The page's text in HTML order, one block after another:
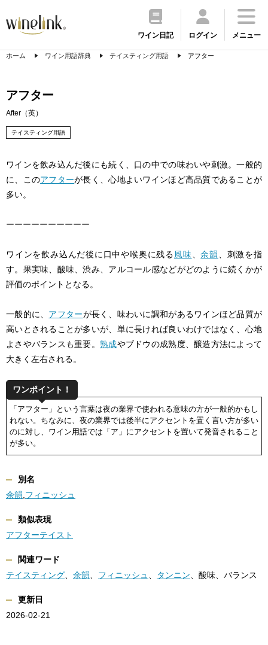
ワイン日記 ログイン メニュー
ホーム ワイン用語辞典 テイスティング用語 アフター
アフター
After（英）
テイスティング用語
ワインを飲み込んだ後にも続く、口の中での味わいや刺激。一般的
に、このアフターが長く、心地よいワインほど高品質であることが
多い。
ーーーーーーーーーー
ワインを飲み込んだ後に口中や喉奥に残る風味 、余韻
、刺激を指
す。果実味、酸味、渋み、アルコール感などがどのように続くかが
評価のポイントとなる。
一般的に、 アフターが長く、味わいに調和があるワインほど品質が
高いとされることが多いが、単に長ければ良いわけではなく、心地
よさやバランスも重要。熟成やブドウの成熟度、醸造方法によって
大きく左右される。
ワンポイント！
「アフター」という言葉は夜の業界で使われる意味の方が一般的かもし
れない。ちなみに、夜の業界では後半にアクセントを置く言い方が多い
のに対し、ワイン用語では「ア」にアクセントを置いて発音されること
が多い。
別名
余韻 フィニッシュ
類似表現
アフターテイスト
関連ワード
テイスティング
余韻 フィニッシュ タンニン 、酸味、バランス
更新日
2026-02-21